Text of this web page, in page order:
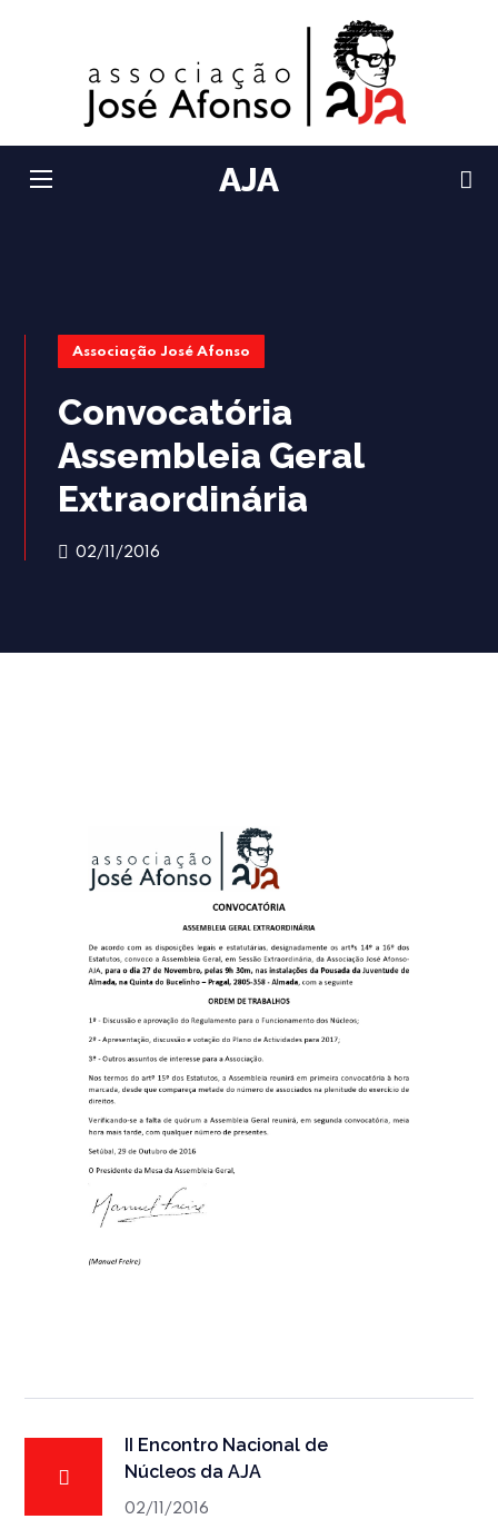
AJA
Associação José Afonso
Convocatória
Assembleia Geral
Extraordinária
02/11/2016
II Encontro Nacional de
Núcleos da AJA
02/11/2016